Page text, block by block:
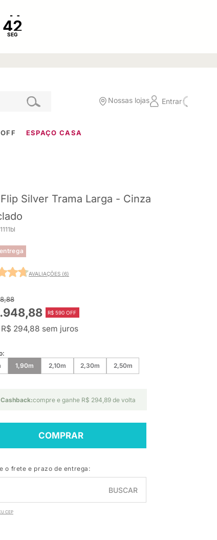
SEG
Nossas lojas Entrar
OFF ESPAÇO CASA
Silver Trama Larga - Cinza
AVALIAÇÕES (6)
R$ 590 OFF
R$ 294,88 sem juros
1,90m 2,10m 2,30m 2,50m
Cashback:compre e ganhe R$ 294,89 de volta
COMPRAR
o frete e prazo de entrega:
BUSCAR
CEP